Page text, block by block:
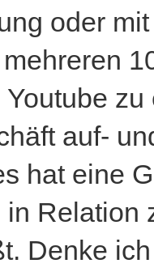
oder
auf-
hat eine
in
Denke